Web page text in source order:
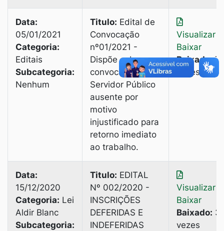
Data:
05/01/2021
Categoria:
Editais
Subcategoria:
Nenhum
Titulo: Edital de
Convocação
nº01/2021 -
Dispõe sobre a
convocação de
Servidor Público
ausente por
motivo
injustificado para
retorno imediato
ao trabalho.
Visualizar
Baixar
Baixado:7
vezes
Data:
15/12/2020
Categoria: Lei
Aldir Blanc
Subcategoria:
Titulo: EDITAL
Nº 002/2020 -
INSCRIÇÕES
DEFERIDAS E
INDEFERIDAS
Visualizar
Baixar
Baixado: 3
vezes